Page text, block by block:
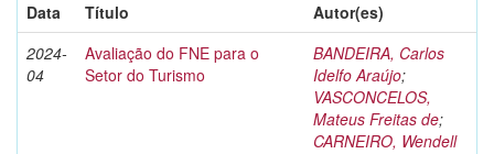
Data
Título
Autor(es)
2024-
04
Avaliação do FNE para o
Setor do Turismo
BANDEIRA, Carlos
Idelfo Araújo;
VASCONCELOS,
Mateus Freitas de;
CARNEIRO, Wendell